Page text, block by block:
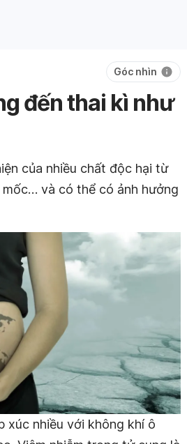
Góc nhìn
đến thai kì như
của nhiều chất độc hại từ
và có thể có ảnh hưởng
xúc nhiều với không khí ô